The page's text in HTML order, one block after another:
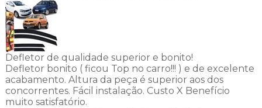
Defletor de qualidade superior e bonito!
Defletor bonito ( ficou Top no carro!!! ) e de excelente
acabamento. Altura da peça é superior aos dos
concorrentes. Fácil instalação. Custo X Benefício
muito satisfatório.